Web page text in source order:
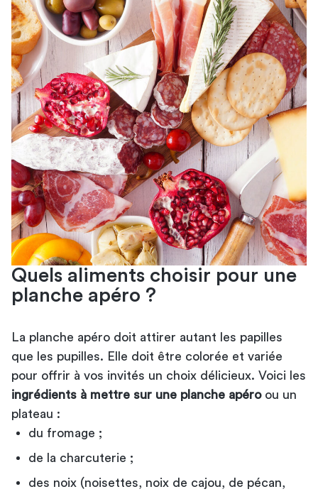
Quels aliments choisir pour une
planche apéro ?
La planche apéro doit attirer autant les papilles
que les pupilles. Elle doit être colorée et variée
pour offrir à vos invités un choix délicieux. Voici les
ingrédients à mettre sur une planche apéro ou un
plateau :
du fromage ;
de la charcuterie ;
des noix (noisettes, noix de cajou, de pécan,